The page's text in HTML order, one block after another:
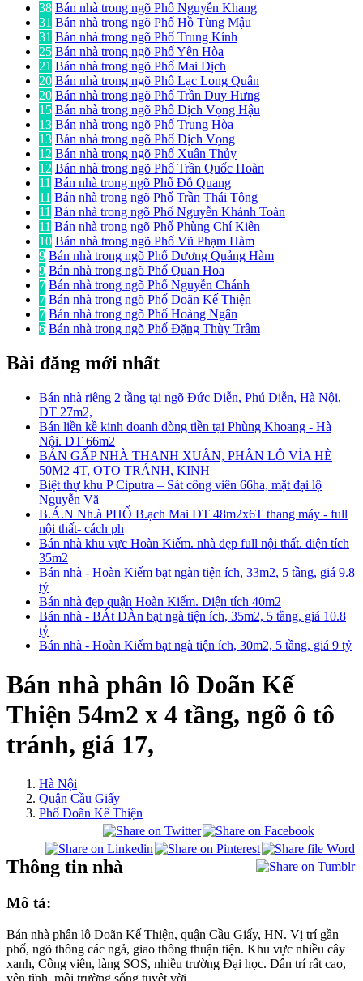
38 Bán nhà trong ngõ Phố Nguyễn Khang
31 Bán nhà trong ngõ Phố Hồ Tùng Mậu
31 Bán nhà trong ngõ Phố Trung Kính
25 Bán nhà trong ngõ Phố Yên Hòa
21 Bán nhà trong ngõ Phố Mai Dịch
20 Bán nhà trong ngõ Phố Lạc Long Quân
20 Bán nhà trong ngõ Phố Trần Duy Hưng
15 Bán nhà trong ngõ Phố Dịch Vọng Hậu
13 Bán nhà trong ngõ Phố Trung Hòa
13 Bán nhà trong ngõ Phố Dịch Vọng
12 Bán nhà trong ngõ Phố Xuân Thủy
12 Bán nhà trong ngõ Phố Trần Quốc Hoàn
11 Bán nhà trong ngõ Phố Đỗ Quang
11 Bán nhà trong ngõ Phố Trần Thái Tông
11 Bán nhà trong ngõ Phố Nguyễn Khánh Toàn
11 Bán nhà trong ngõ Phố Phùng Chí Kiên
10 Bán nhà trong ngõ Phố Vũ Phạm Hàm
9 Bán nhà trong ngõ Phố Dương Quảng Hàm
9 Bán nhà trong ngõ Phố Quan Hoa
7 Bán nhà trong ngõ Phố Nguyễn Chánh
7 Bán nhà trong ngõ Phố Doãn Kế Thiện
7 Bán nhà trong ngõ Phố Hoàng Ngân
6 Bán nhà trong ngõ Phố Đặng Thùy Trâm
Bài đăng mới nhất
Bán nhà riêng 2 tầng tại ngõ Đức Diễn, Phú Diễn, Hà Nội,
DT 27m2,
Bán liền kề kinh doanh dòng tiền tại Phùng Khoang - Hà
Nội. DT 66m2
BÁN GẤP NHÀ THANH XUÂN, PHÂN LÔ VỈA HÈ
50M2 4T, OTO TRÁNH, KINH
Biệt thự khu P Ciputra – Sát công viên 66ha, mặt đại lộ
Nguyễn Vă
B.Á.N Nh.à PHỐ B.ạch Mai DT 48m2x6T thang máy - full
nội thất- cách ph
Bán nhà khu vực Hoàn Kiếm. nhà đẹp full nội thất. diện tích
35m2
Bán nhà - Hoàn Kiếm bạt ngàn tiện ích, 33m2, 5 tầng, giá 9.8
tỷ
Bán nhà đẹp quận Hoàn Kiếm. Diện tích 40m2
Bán nhà - BÁt ĐÀn bạt ngà tiện ích, 35m2, 5 tầng, giá 10.8
tỷ
Bán nhà - Hoàn Kiếm bạt ngà tiện ích, 30m2, 5 tầng, giá 9 tỷ
Bán nhà phân lô Doãn Kế
Thiện 54m2 x 4 tầng, ngõ ô tô
tránh, giá 17,
Hà Nội
Quận Cầu Giấy
Phố Doãn Kế Thiện
Thông tin nhà
Mô tả:
Bán nhà phân lô Doãn Kế Thiện, quận Cầu Giấy, HN. Vị trí gần
phố, ngõ thông các ngả, giao thông thuận tiện. Khu vực nhiều cây
xanh, Công viên, làng SOS, nhiều trường Đại học. Dân trí rất cao,
yên tĩnh, môi trường sống tuyệt vời.